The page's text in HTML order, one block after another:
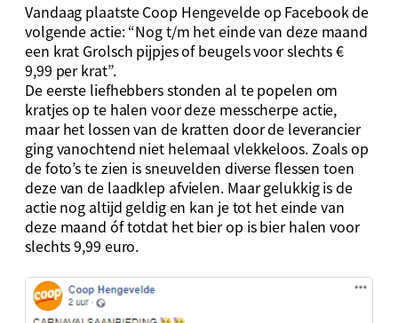
Vandaag plaatste Coop Hengevelde op Facebook de
volgende actie: “Nog t/m het einde van deze maand
een krat Grolsch pijpjes of beugels voor slechts €
9,99 per krat”.
De eerste liefhebbers stonden al te popelen om
kratjes op te halen voor deze messcherpe actie,
maar het lossen van de kratten door de leverancier
ging vanochtend niet helemaal vlekkeloos. Zoals op
de foto’s te zien is sneuvelden diverse flessen toen
deze van de laadklep afvielen. Maar gelukkig is de
actie nog altijd geldig en kan je tot het einde van
deze maand óf totdat het bier op is bier halen voor
slechts 9,99 euro.